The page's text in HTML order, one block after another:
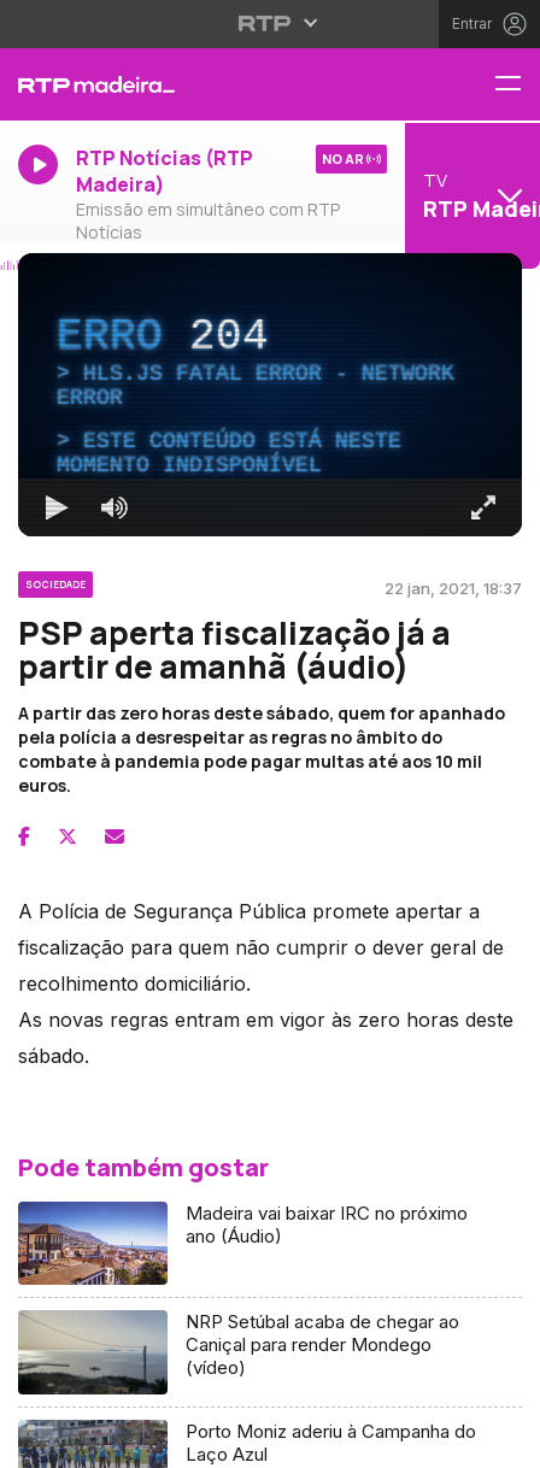
Entrar
RTP Notícias (RTP
Madeira)
Emissão em simultâneo com RTP
Notícias
NO AR
TV
RTP
ERRO204
HLS.JS FATAL ERROR - NETWORK
ERROR
ESTE CONTEÚDO ESTÁ NESTE
MOMENTO INDISPONÍVEL
SOCIEDADE 22 jan, 2021, 18:37
PSP aperta fiscalização já a
partir de amanhã (áudio)
A partir das zero horas deste sábado, quem for apanhado
pela polícia a desrespeitar as regras no âmbito do
combate à pandemia pode pagar multas até aos 10 mil
euros.
A Polícia de Segurança Pública promete apertar a
fiscalização para quem não cumprir o dever geral de
recolhimento domiciliário.
As novas regras entram em vigor às zero horas deste
sábado.
Pode também gostar
Madeira vai baixar IRC no próximo
ano (Áudio)
NRP Setúbal acaba de chegar ao
Caniçal para render Mondego
(vídeo)
Porto Moniz aderiu à Campanha do
Laço Azul